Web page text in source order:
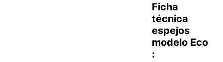
Ficha
técnica
espejos
modelo Eco
: